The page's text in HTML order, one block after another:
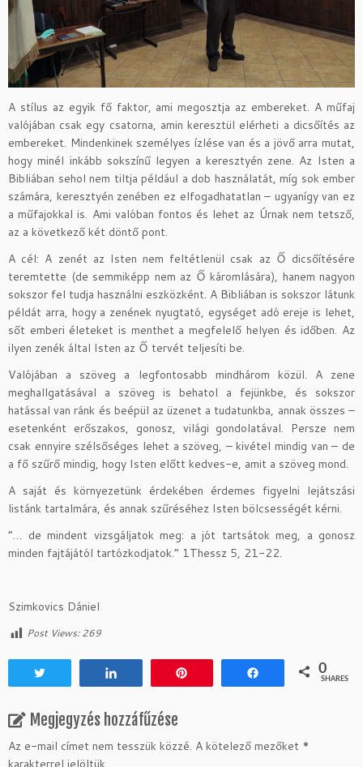
A stílus az egyik fő faktor, ami megosztja az embereket. A műfaj
valójában csak egy csatorna, amin keresztül elérheti a dicsőítés az
embereket. Mindenkinek személyes ízlése van és a jövő arra mutat,
hogy minél inkább sokszínű legyen a keresztyén zene. Az Isten a
Bibliában sehol nem tiltja például a dob használatát, míg sok ember
számára, keresztyén zenében ez elfogadhatatlan – ugyanígy van ez
a műfajokkal is. Ami valóban fontos és lehet az Úrnak nem tetsző,
az a következő két döntő pont.
A cél: A zenét az Isten nem feltétlenül csak az Ő dicsőítésére
teremtette (de semmiképp nem az Ő káromlására), hanem nagyon
sokszor fel tudja használni eszközként. A Bibliában is sokszor látunk
példát arra, hogy a zenének nyugtató, egységet adó ereje is lehet,
sőt emberi életeket is menthet a megfelelő helyen és időben. Az
ilyen zenék által Isten az Ő tervét teljesíti be.
Valójában a szöveg a legfontosabb mindhárom közül. A zene
meghallgatásával a szöveg is behatol a fejünkbe, és sokszor
hatással van ránk és beépül az üzenet a tudatunkba, annak összes –
esetenként erőszakos, gonosz, világi gondolatával. Persze nem
csak ennyire szélsőséges lehet a szöveg, – kivétel mindig van – de
a fő szűrő mindig, hogy Isten előtt kedves-e, amit a szöveg mond.
A saját és környezetünk érdekében érdemes figyelni lejátszási
listánk tartalmára, és annak szűréséhez Isten bölcsességét kérni.
“… de mindent vizsgáljatok meg: a jót tartsátok meg, a gonosz
minden fajtájától tartózkodjatok.” 1Thessz 5, 21-22.
Szimkovics Dániel
Post Views:269
0
SHARES
Megjegyzés hozzáfűzése
Az e-mail címet nem tesszük közzé. A kötelező mezőket *
karakterrel jelöltük